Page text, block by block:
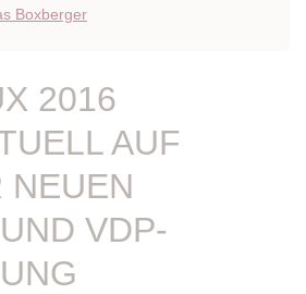
Boxberger
2016
AUF
NEUEN
VDP-